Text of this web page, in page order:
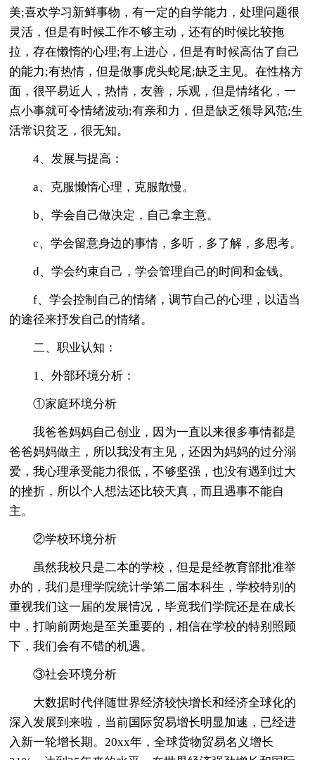
美;喜欢学习新鲜事物，有一定的自学能力，处理问题很
灵活，但是有时候工作不够主动，还有的时候比较拖
拉，存在懒惰的心理;有上进心，但是有时候高估了自己
的能力;有热情，但是做事虎头蛇尾;缺乏主见。在性格方
面，很平易近人，热情，友善，乐观，但是情绪化，一
点小事就可令情绪波动;有亲和力，但是缺乏领导风范;生
活常识贫乏，很无知。
4、发展与提高：
a、克服懒惰心理，克服散慢。
b、学会自己做决定，自己拿主意。
c、学会留意身边的事情，多听，多了解，多思考。
d、学会约束自己，学会管理自己的时间和金钱。
f、学会控制自己的情绪，调节自己的心理，以适当
的途径来抒发自己的情绪。
二、职业认知：
1、外部环境分析：
①家庭环境分析
我爸爸妈妈自己创业，因为一直以来很多事情都是
爸爸妈妈做主，所以我没有主见，还因为妈妈的过分溺
爱，我心理承受能力很低，不够坚强，也没有遇到过大
的挫折，所以个人想法还比较天真，而且遇事不能自
主。
②学校环境分析
虽然我校只是二本的学校，但是是经教育部批准举
办的，我们是理学院统计学第二届本科生，学校特别的
重视我们这一届的发展情况，毕竟我们学院还是在成长
中，打响前两炮是至关重要的，相信在学校的特别照顾
下，我们会有不错的机遇。
③社会环境分析
大数据时代伴随世界经济较快增长和经济全球化的
深入发展到来啦，当前国际贸易增长明显加速，已经进
入新一轮增长期。20xx年，全球货物贸易名义增长